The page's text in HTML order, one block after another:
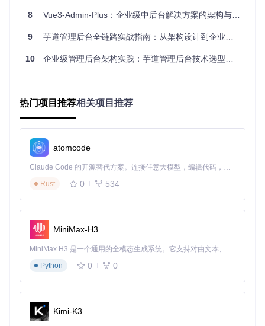
项目采用模块化设计，主要功能模块位于src/components/
流程画布和编辑功能
撤销等
DynamicBinder组件
：动态数据绑定功能，实现流程变量
这些组件通过Vue的依赖注入机制实现通信，形成一个松耦合
的系统架构。
技术特性解析与商业价值评估
BPMN 2.0标
准支持
系统集成成本
Vue3响应式
架构
提升界面渲染性能，优化用户体验，提高
设计效率
模块化设计
8 Vue3-Admin-Plus：企业级中后台解决方案的架构与实践
9 芋道管理后台全链路实战指南：从架构设计到企业级落地
10 企业级管理后台架构实践：芋道管理后台技术选型与实施指南
热门项目推荐相关项目推荐
atomcode
Claude Code 的开源替代方案。连接任意大模型，编辑代码，运行命令，自动验证 — 全自动执行。用 Rust 构建，极致性能。 ｜ An open-source alternative to Claude Code. Connect any LLM, edit code, run commands, and verify changes — autonomously. Built in Rust for speed. Get Started
Rust
0 534
MiniMax-H3
MiniMax H3 是一个通用的全模态生成系统。它支持对由文本、图像、视频和音频组成的多模态上下文进行统一理解，并能生成分辨率高达 2K、时长可达 15 秒的带原生立体声音频的视频。得益于面向任务泛化的系统设计，H3 在预训练阶段就已具备广泛的多模态上下文理解与生成能力，能够出色地执行复杂的多模态指令。
Python
0 0
Kimi-K3